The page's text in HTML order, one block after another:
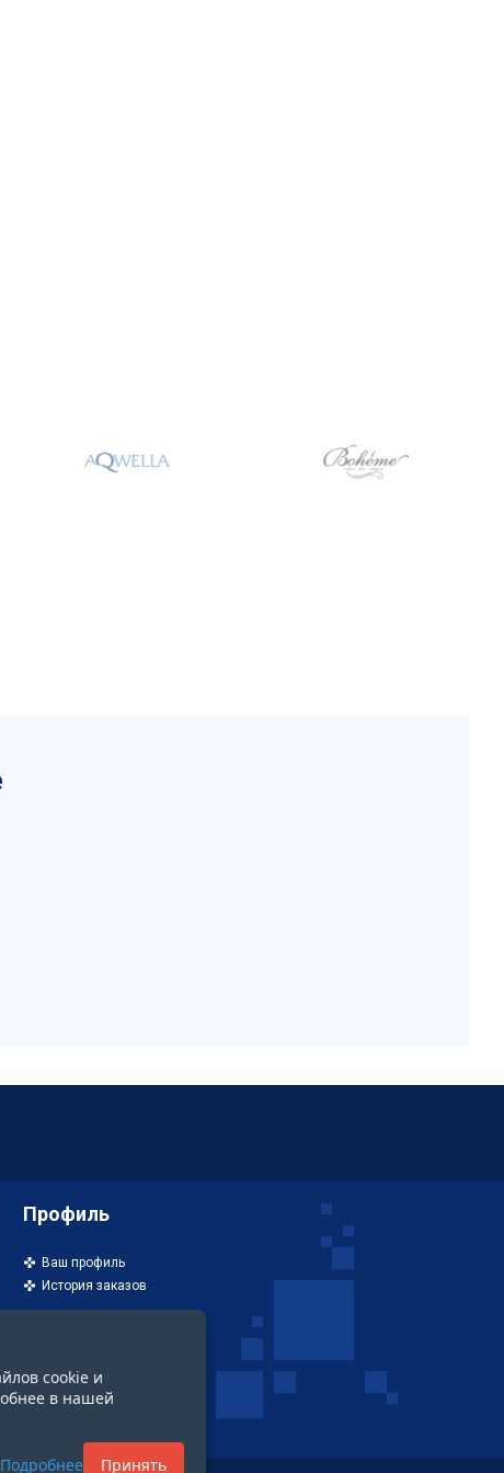
Профиль
Ваш профиль
История заказов
cookie и
в нашей
Подробнее Принять